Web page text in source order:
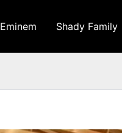
Eminem Shady Family